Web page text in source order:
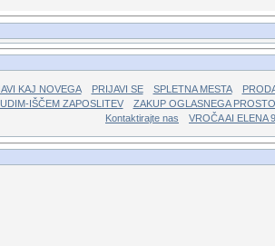
KAJ NOVEGA PRIJAVI SE SPLETNA MESTA
IŠČEM ZAPOSLITEV
ZAKUP OGLASNEGA
Kontaktirajte nas
VROČA AI ELENA